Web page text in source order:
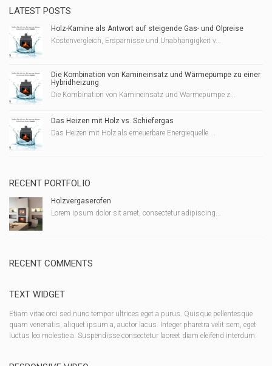
LATEST POSTS
Holz-Kamine als Antwort auf steigende Gas- und Ölpreise
Kostenvergleich, Ersparnisse und Unabhängigkeit v...
Die Kombination von Kamineinsatz und Wärmepumpe zu einer
Hybridheizung
Die Kombination von Kamineinsatz und Wärmepumpe z...
Das Heizen mit Holz vs. Schiefergas
Das Heizen mit Holz als erneuerbare Energiequelle ...
RECENT PORTFOLIO
Holzvergaserofen
Lorem ipsum dolor sit amet, consectetur adipiscing...
RECENT COMMENTS
TEXT WIDGET
Etiam vitae orci sed nunc tempor ultrices eget a purus. Quisque pellentesque
quam venenatis, aliquet ipsum a, auctor lacus. Integer pharetra velit sem, eget
luctus leo molestie a. Suspendisse consectetur laoreet diam eleifend interdum.